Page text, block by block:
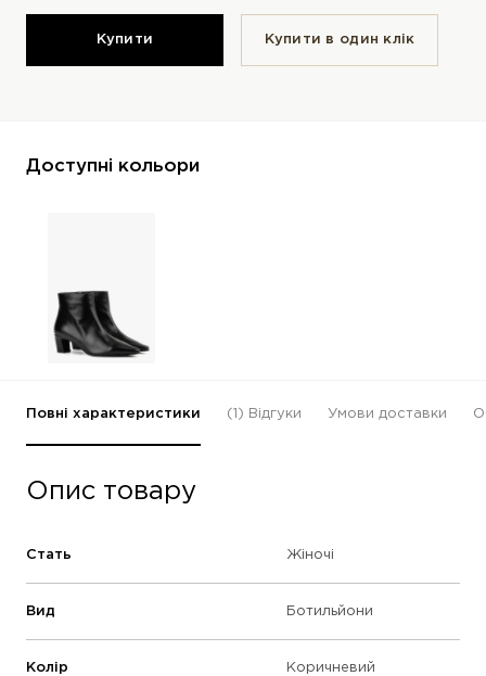
Купити Купити в один клiк
Доступні кольори
Повні характеристики (1) Відгуки Умови доставки
Опис товару
Стать Жіночі
Вид Ботильйони
Колір Коричневий